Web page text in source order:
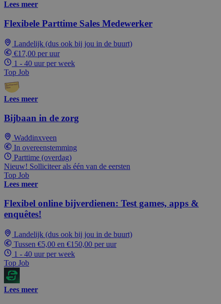
Lees meer
Flexibele Parttime Sales Medewerker
Landelijk (dus ook bij jou in de buurt)
€17,00 per uur
1 - 40 uur per week
Top Job
Lees meer
Bijbaan in de zorg
Waddinxveen
In overeenstemming
Parttime (overdag)
Nieuw! Solliciteer als één van de eersten
Top Job
Lees meer
Flexibel online bijverdienen: Test games, apps &
enquêtes!
Landelijk (dus ook bij jou in de buurt)
Tussen €5,00 en €150,00 per uur
1 - 40 uur per week
Top Job
Lees meer